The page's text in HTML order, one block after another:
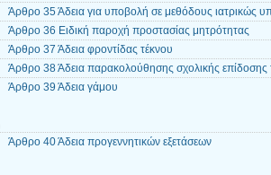
Άρθρο 35 Άδεια για υποβολή σε μεθόδους ιατρικώς
Άρθρο 36 Ειδική παροχή προστασίας μητρότητας
Άρθρο 37 Άδεια φροντίδας τέκνου
Άρθρο 38 Άδεια παρακολούθησης σχολικής επίδοσης
Άρθρο 39 Άδεια γάμου
Άρθρο 40 Άδεια προγεννητικών εξετάσεων